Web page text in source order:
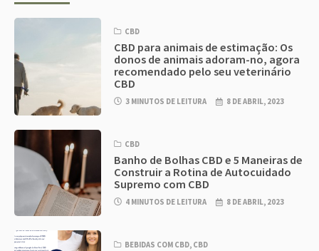
CBD
CBD para animais de estimação: Os
donos de animais adoram-no, agora
recomendado pelo seu veterinário
CBD
3 MINUTOS DE LEITURA 8 DE ABRIL, 2023
CBD
Banho de Bolhas CBD e 5 Maneiras de
Construir a Rotina de Autocuidado
Supremo com CBD
4 MINUTOS DE LEITURA 8 DE ABRIL, 2023
BEBIDAS COM CBD, CBD